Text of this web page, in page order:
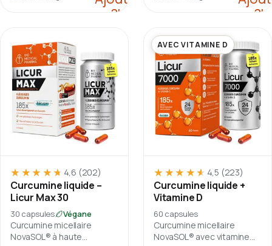
au
panier
au
★★★★★
★★★★★ 4,6 (202)
Curcumine liquide –
Licur Max 30
30 capsules Végane
Curcumine micellaire
NovaSOL® à haute
AVEC VITAMINE D
★★★★★
★★★★★ 4,5 (223)
Curcumine liquide +
Vitamine D
60 capsules
Curcumine micellaire
NovaSOL® avec vitamine